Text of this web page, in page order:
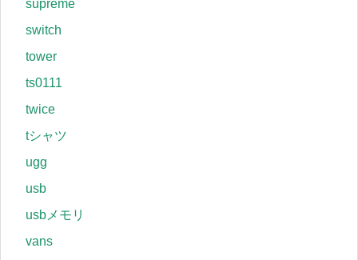
supreme
switch
tower
ts0111
twice
tシャツ
ugg
usb
usbメモリ
vans